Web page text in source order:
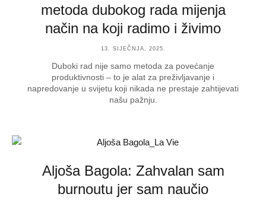
metoda dubokog rada mijenja
način na koji radimo i živimo
13. SIJEČNJA, 2025.
Duboki rad nije samo metoda za povećanje
produktivnosti – to je alat za preživljavanje i
napredovanje u svijetu koji nikada ne prestaje zahtijevati
našu pažnju.
Aljoša Bagola: Zahvalan sam
burnoutu jer sam naučio